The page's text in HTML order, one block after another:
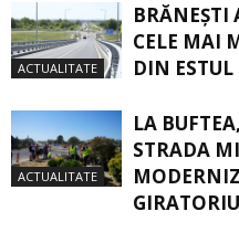
ACTUALITATE
CELE MAI
DIN
ACTUALITATE
LA
STRADA